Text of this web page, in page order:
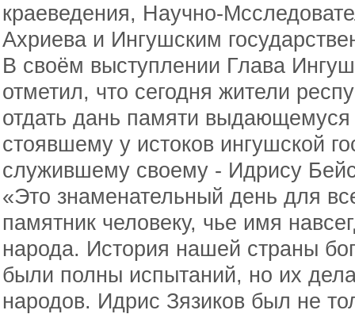
краеведения, Научно-
Ахриева и Ингушским
В своём выступлении Глава
отметил, что сегодня жители
отдать дань памяти выдающемуся
стоявшему у истоков ингушской
служившему своему - Идрису
«Это знаменательный день для
памятник человеку, чье имя
народа. История нашей страны
были полны испытаний, но их
народов. Идрис Зязиков был не